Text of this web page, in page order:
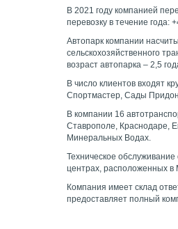
В 2021 году компанией
перевозку в течение года:
Автопарк компании
сельскохозяйственного
возраст автопарка – 2,5
В число клиентов входят
Спортмастер, Сады
В компании 16
Ставрополе, Краснодаре,
Минеральных Водах.
Техническое
центрах, расположенных в
Компания имеет склад
предоставляет полный